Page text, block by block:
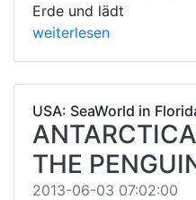
Erde und lädt
weiterlesen
USA: SeaWorld in
THE
2013-06-03 07:02:00